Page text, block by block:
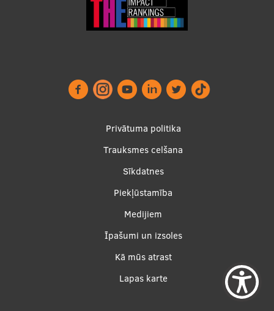
Privātuma politika
Trauksmes celšana
Sīkdatnes
Piekļūstamība
Medijiem
Īpašumi un izsoles
Kā mūs atrast
Lapas karte